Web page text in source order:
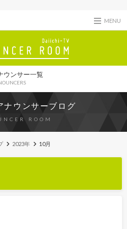
MENU
ウンサー一覧
ナウンサーブログ
ROOM
2023年 10月